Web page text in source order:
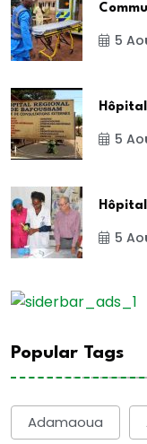
5
5
5
Popular Tags
Adamaoua